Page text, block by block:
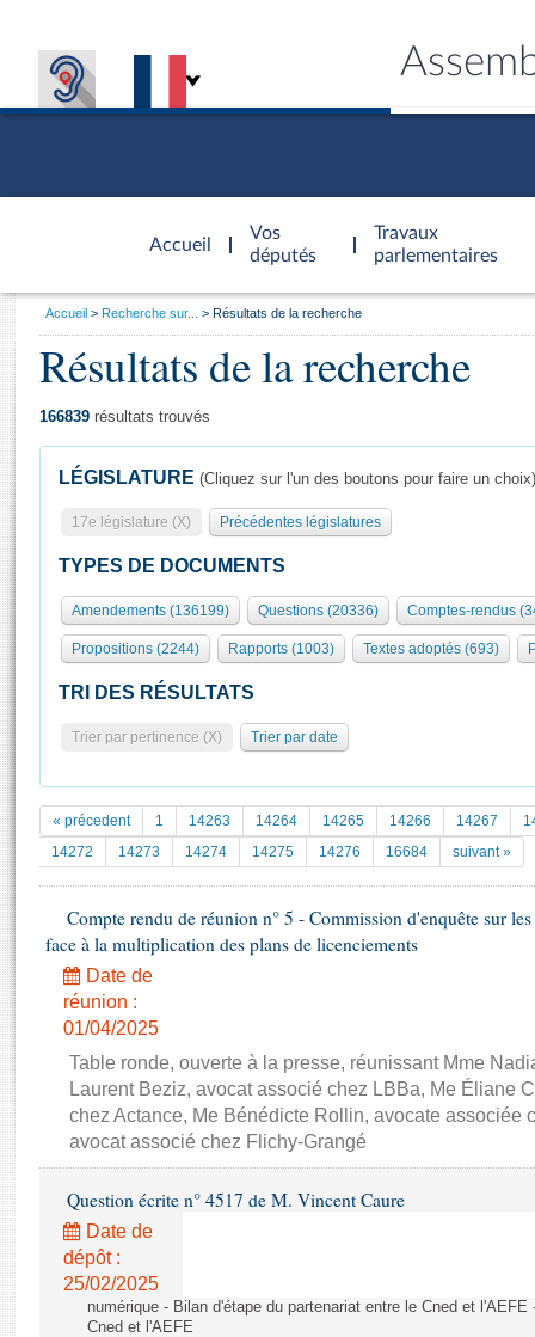
Accueil
d'accueil
Vos
députés
Travaux
parlementaires
Présidence
577 députés
Groupes politiques
Séance publique
Commissions et autres organes
Europe et International
Pétitions
Documents parlementaires
Projets de loi
Propositions de loi
Amendements
Textes adoptés
Rapports d'enquête
Rapports sur l'application des lois
Dossiers législatifs
Budget et sécurité sociale
Questions écrites et orales
Comptes rendus des débats
Général
Rôle et pouvoirs de l'Assemblée
Organisation de l'Assemblée
Présidence Conférence des Présidents Bureau Collège des
Statistiques et chiffres clés
Documents de référence
( Constitution | Règlement de l'Assemblée ... )
Histoire
Juniors
Anciennes législatures
Liens vers les sites publics
Visiter l'Assemblée
Visite virtuelle du palais Bourbon
Assister à une séance
La Bibliothèque
Les archives
Photos libres de droit
Vous
Accueil Recherche sur... Résultats de la recherche
Résultats de la recherche
166839 résultats trouvés
LÉGISLATURE (Cliquez sur l'un des boutons pour faire un choix)
17e législature (X) Précédentes législatures
TYPES DE DOCUMENTS
Amendements (136199) Questions (20336) Comptes-rendus
Propositions (2244) Rapports (1003) Textes adoptés (693)
TRI DES RÉSULTATS
Trier par pertinence (X) Trier par date
« précedent 1 14263 14264 14265 14266 14267
14272
14273 14274 14275 14276 16684 suivant »
Compte rendu de réunion n° 5 - Commission d'enquête sur
face à la multiplication des plans de licenciements
Date de
réunion :
01/04/2025
Table ronde, ouverte à la presse, réunissant Mme
Laurent Beziz, avocat associé chez LBBa, Me Éliane
chez Actance, Me Bénédicte Rollin, avocate associée
avocat associé chez Flichy-Grangé
Question écrite n° 4517 de M. Vincent Caure
Date de
dépôt :
25/02/2025
numérique - Bilan d'étape du partenariat entre le Cned et
Cned et l'AEFE